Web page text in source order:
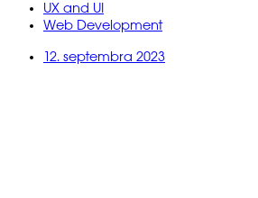
UX and UI
Web Development
12. septembra 2023